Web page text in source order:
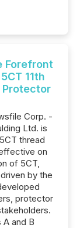
Forefront
11th
Protector
Corp. -
Ltd. is
thread
on
of 5CT,
by the
protector
and B